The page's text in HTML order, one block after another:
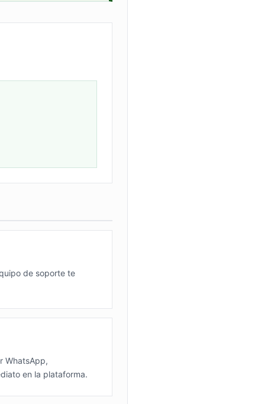
de soporte te
WhatsApp,
en la plataforma.